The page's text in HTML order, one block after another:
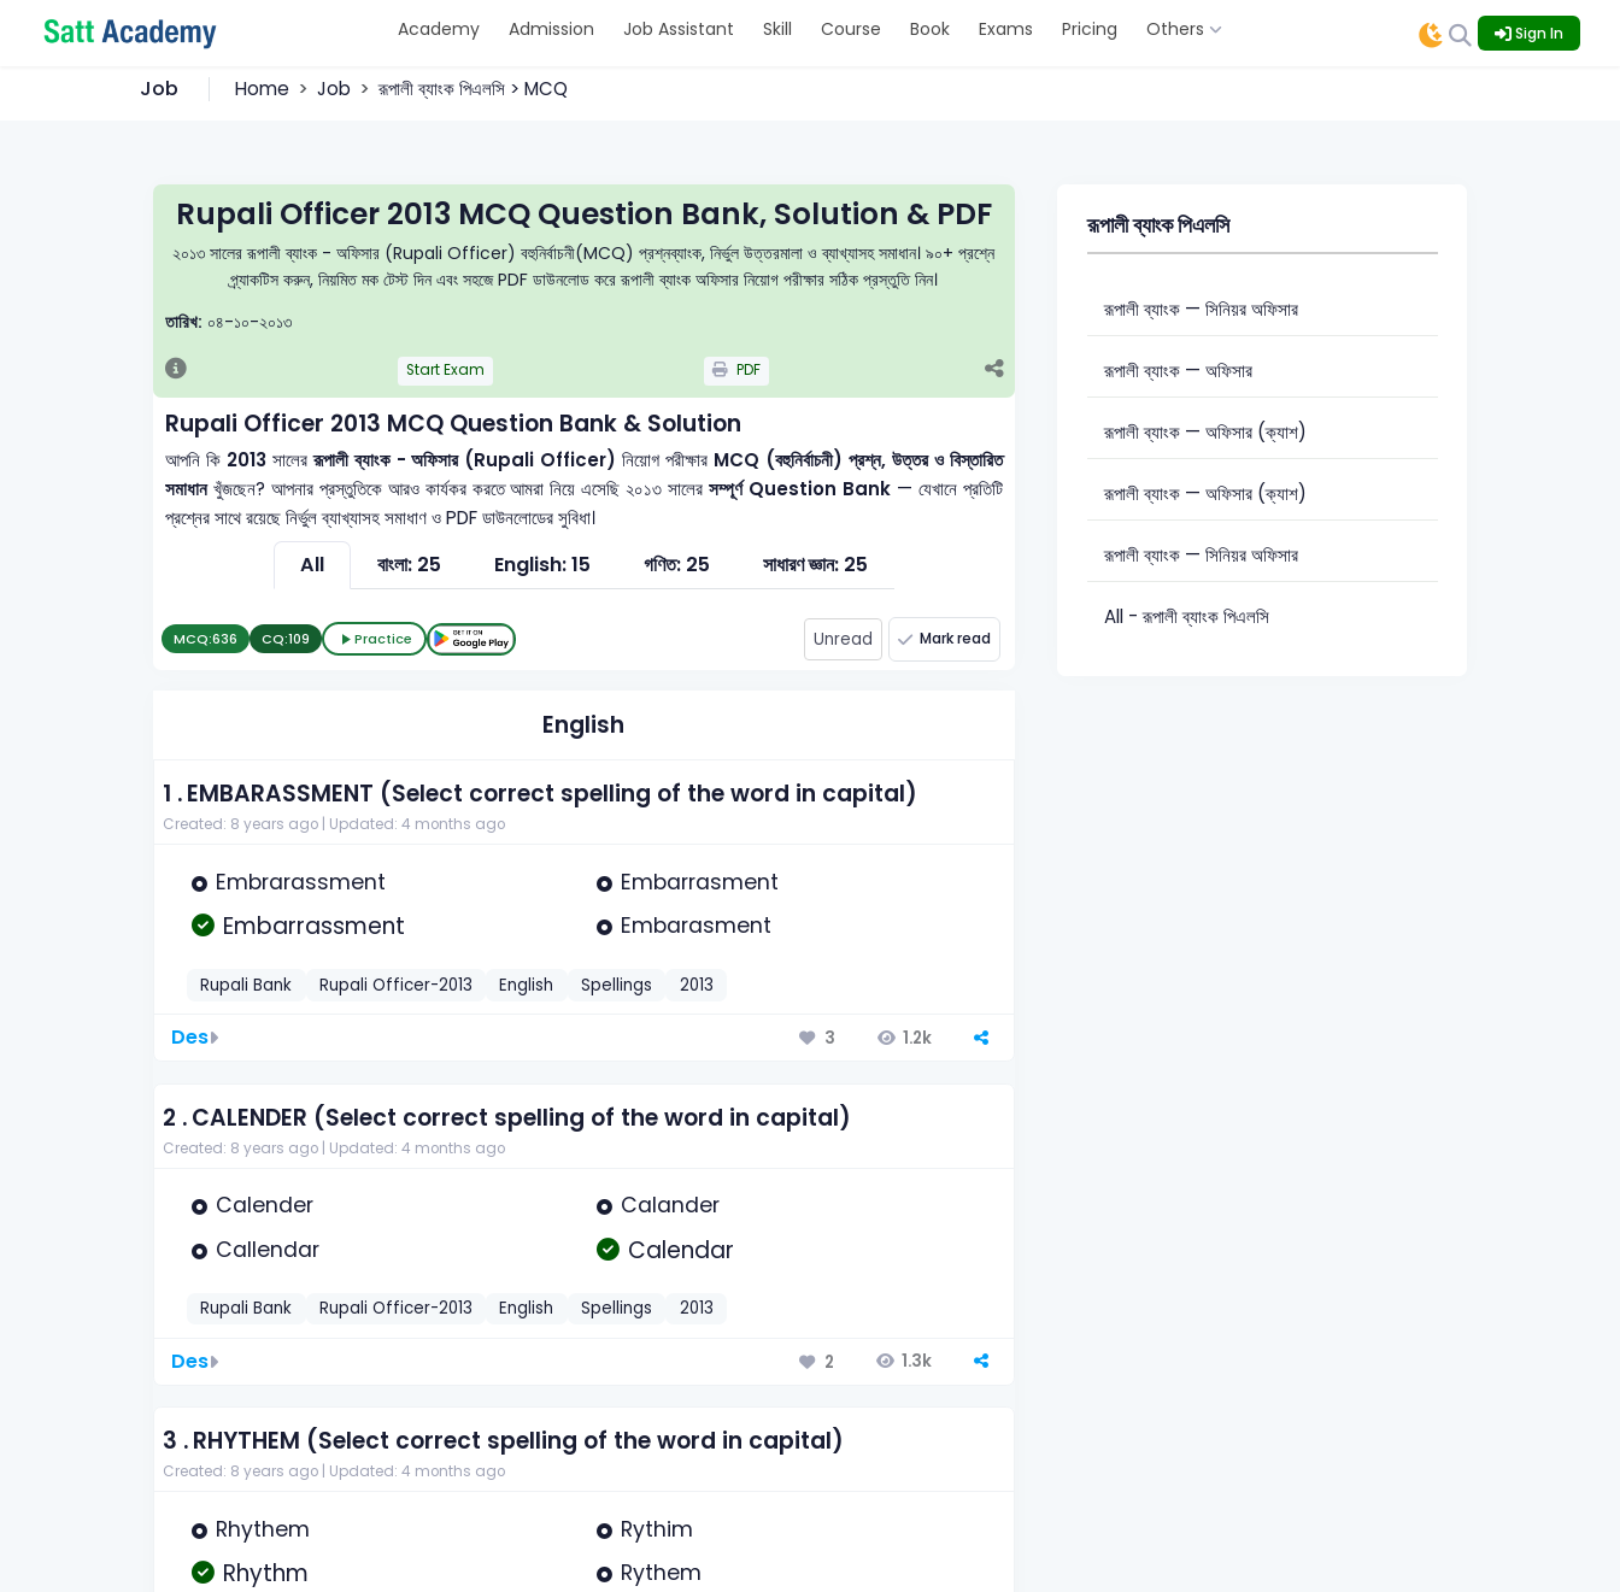
Academy Admission Job Assistant Skill Course Book Exams Pricing Others Sign In
Job Home Job রূপালী ব্যাংক পিএলসি > MCQ
Rupali Officer 2013 MCQ Question Bank, Solution & PDF
২০১৩ সালের রূপালী ব্যাংক - অফিসার (Rupali Officer) বহুনির্বাচনী(MCQ) প্রশ্নব্যাংক, নির্ভুল উত্তরমালা ও ব্যাখ্যাসহ সমাধান। ৯০+ প্রশ্নে
প্র্যাকটিস করুন, নিয়মিত মক টেস্ট দিন এবং সহজে PDF ডাউনলোড করে রূপালী ব্যাংক অফিসার নিয়োগ পরীক্ষার সঠিক প্রস্তুতি নিন।
তারিখ: ০৪-১০-২০১৩
Start Exam PDF
Rupali Officer 2013 MCQ Question Bank & Solution
আপনি কি 2013সালেররূপালী ব্যাংক - অফিসার (Rupali Officer)নিয়োগ পরীক্ষার MCQ (বহুনির্বাচনী) প্রশ্ন, উত্তর ও বিস্তারিত
সমাধানখুঁজছেন? আপনার প্রস্তুতিকে আরও কার্যকর করতে আমরা নিয়ে এসেছি ২০১৩ সালেরসম্পূর্ণ Question Bank— যেখানে প্রতিটি
প্রশ্নের সাথে রয়েছে নির্ভুল ব্যাখ্যাসহ সমাধাণ ও PDF ডাউনলোডের সুবিধা।
All বাংলা: 25 English: 15 গণিত: 25 সাধারণ জ্ঞান: 25
MCQ:636 CQ:109 Practice Unread Mark read
English
1 .EMBARASSMENT (Select correct spelling of the word in capital)
Created: 8 years ago | Updated: 4 months ago
Embrarassment Embarrasment
Embarrassment Embarasment
Rupali Bank Rupali Officer-2013 English Spellings 2013
Des 3 1.2k
2 .CALENDER (Select correct spelling of the word in capital)
Created: 8 years ago | Updated: 4 months ago
Calender
Calander
Callendar
Calendar
Rupali Bank Rupali Officer-2013 English Spellings 2013
Des 2 1.3k
3 .RHYTHEM (Select correct spelling of the word in capital)
Created: 8 years ago | Updated: 4 months ago
Rhythem Rythim
Rhythm Rythem
রূপালী ব্যাংক পিএলসি
রূপালী ব্যাংক — সিনিয়র অফিসার
রূপালী ব্যাংক — অফিসার
রূপালী ব্যাংক — অফিসার (ক্যাশ)
রূপালী ব্যাংক — অফিসার (ক্যাশ)
রূপালী ব্যাংক — সিনিয়র অফিসার
All - রূপালী ব্যাংক পিএলসি